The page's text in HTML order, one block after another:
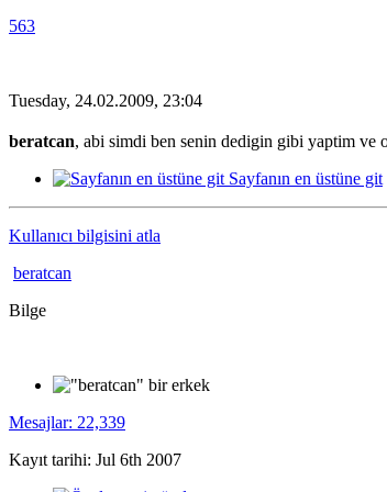
563
Tuesday, 24.02.2009, 23:04
beratcan, abi simdi ben senin dedigin gibi yaptim ve
Sayfanın en üstüne git
Kullanıcı bilgisini atla
beratcan
Bilge
Mesajlar: 22,339
Kayıt tarihi: Jul 6th 2007